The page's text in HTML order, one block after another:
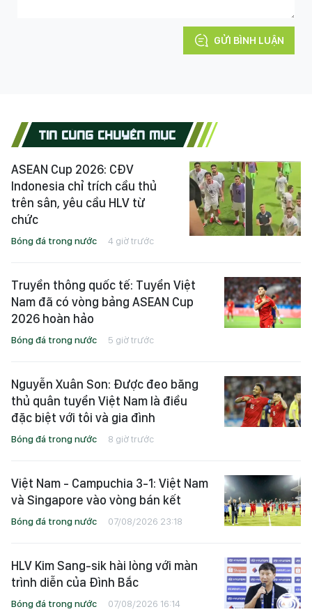
GỬI BÌNH LUẬN
TIN CÙNG CHUYÊN MỤC
ASEAN Cup 2026: CĐV
Indonesia chỉ trích cầu thủ
trên sân, yêu cầu HLV từ
chức
Bóng đá trong nước 4 giờ trước
Truyền thông quốc tế: Tuyển Việt
Nam đã có vòng bảng ASEAN Cup
2026 hoàn hảo
Bóng đá trong nước 5 giờ trước
Nguyễn Xuân Son: Được đeo băng
thủ quân tuyển Việt Nam là điều
đặc biệt với tôi và gia đình
Bóng đá trong nước 8 giờ trước
Việt Nam - Campuchia 3-1: Việt Nam
và Singapore vào vòng bán kết
Bóng đá trong nước 07/08/2026 23:18
HLV Kim Sang-sik hài lòng với màn
trình diễn của Đình Bắc
Bóng đá trong nước 07/08/2026 16:14